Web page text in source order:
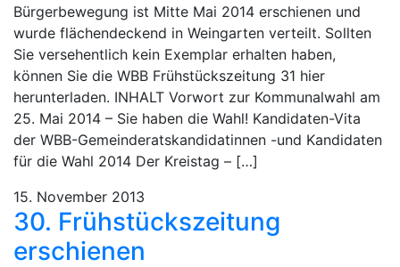
Bürgerbewegung ist Mitte Mai 2014 erschienen und
wurde flächendeckend in Weingarten verteilt. Sollten
Sie versehentlich kein Exemplar erhalten haben,
können Sie die WBB Frühstückszeitung 31 hier
herunterladen. INHALT Vorwort zur Kommunalwahl am
25. Mai 2014 – Sie haben die Wahl! Kandidaten-Vita
der WBB-Gemeinderatskandidatinnen -und Kandidaten
für die Wahl 2014 Der Kreistag – […]
15. November 2013
30. Frühstückszeitung
erschienen